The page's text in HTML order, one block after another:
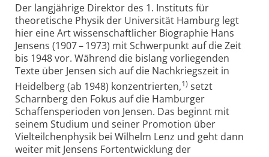
Der langjährige Direktor des 1. Instituts für
theoretische Physik der Universität Hamburg legt
hier eine Art wissenschaftlicher Biographie Hans
Jensens (1907 – 1973) mit Schwerpunkt auf die Zeit
bis 1948 vor. Während die bislang vorliegenden
Texte über Jensen sich auf die Nachkriegszeit in
Heidelberg (ab 1948) konzentrierten,1) setzt
Scharnberg den Fokus auf die Hamburger
Schaffensperioden von Jensen. Das beginnt mit
seinem Studium und seiner Promotion über
Vielteilchenphysik bei Wilhelm Lenz und geht dann
weiter mit Jensens Fortentwicklung der